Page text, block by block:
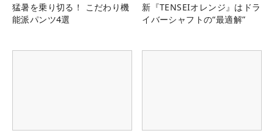
猛暑を乗り切る！ こだわり機
能派パンツ4選
新『TENSEIオレンジ』はドラ
イバーシャフトの“最適解”